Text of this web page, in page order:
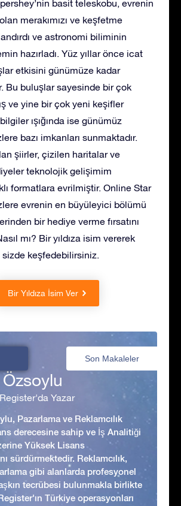
basit teleskobu, evrenin
merakımızı ve keşfetme
ve astronomi biliminin
hazırladı. Yüz yıllar önce icat
etkisini günümüze kadar
Bu buluşlar sayesinde bir çok
ve yine bir çok yeni keşifler
ışığında ise günümüz
bazı imkanları sunmaktadır.
şiirler, çizilen haritalar ve
teknolojik gelişimim
formatlara evrilmiştir. Online Star
evrenin en büyüleyici bölümü
bir hediye verme fırsatını
mı? Bir yıldıza isim vererek
sizde keşfedebilirsiniz.
Bir Yıldıza İsim Ver
Son Makaleler
Yazar
Pazarlama ve Reklamcılık
derecesine sahip ve İş Analitiği
Yüksek Lisans
sürdürmektedir. Reklamcılık,
gibi alanlarda profesyonel
tecrübesi bulunmakla birlikte
Türkiye operasyonları